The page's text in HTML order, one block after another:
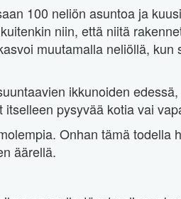
100 neliön asuntoa ja
niin, että niitä
muutamalla neliöllä, kun
ikkunoiden
pysyvää kotia vai
Onhan tämä todella
äärellä.